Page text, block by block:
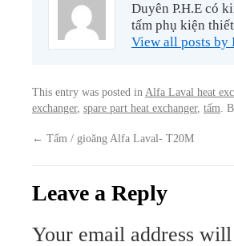
Duyên P.H.E có
tấm phụ kiện
View all posts by
This entry was posted in Alfa Laval heat
exchanger, spare part heat exchanger, tấm .
← Tấm / gioăng Alfa Laval- T20M
Leave a Reply
Your email address